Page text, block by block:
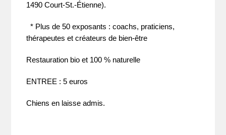
1490 Court-St.-Étienne).
* Plus de 50 exposants : coachs, praticiens,
thérapeutes et créateurs de bien-être
Restauration bio et 100 % naturelle
ENTREE : 5 euros
Chiens en laisse admis.